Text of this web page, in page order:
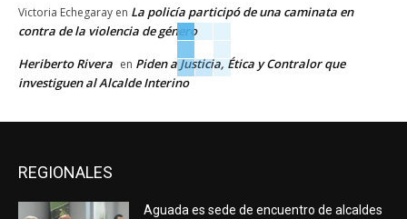
Victoria Echegaray en La policía participó de una caminata en
contra de la violencia de género
Heriberto Rivera en Piden a Justicia, Ética y Contralor que
investiguen al Alcalde Interino
REGIONALES
Aguada es sede de encuentro de alcaldes